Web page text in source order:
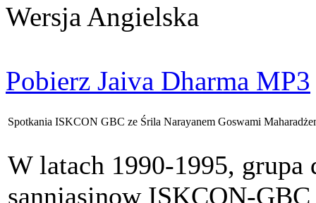
Wersja Angielska
Pobierz Jaiva Dharma MP3
Spotkania ISKCON GBC ze Śrila Narayanem Goswami
W latach 1990-1995, grupa
sannjasinow ISKCON-